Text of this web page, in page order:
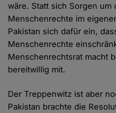
wäre. Statt sich Sorgen um
Menschenrechte im
Pakistan sich dafür ein,
Menschenrechte
Menschenrechtsrat macht
bereitwillig mit.
Der Treppenwitz ist aber
Pakistan brachte die